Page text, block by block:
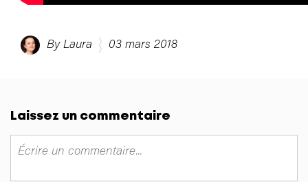
By Laura 03 mars 2018
Laissez un commentaire